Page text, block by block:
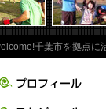
千葉市を拠点に